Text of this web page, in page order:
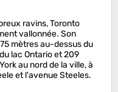
ravins, Toronto
vallonnée. Son
mètres au-dessus du
lac Ontario et 209
au nord de la ville, à
et l'avenue Steeles.